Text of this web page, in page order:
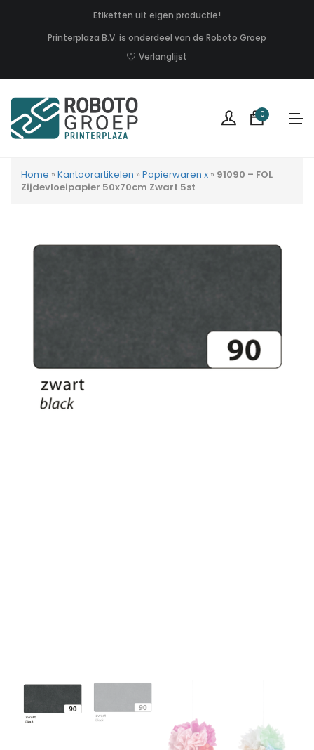
Etiketten uit eigen productie!
Printerplaza B.V. is onderdeel van de Roboto Groep
Verlanglijst
0
Home » Kantoorartikelen » Papierwaren x » 91090 – FOL
Zijdevloeipapier 50x70cm Zwart 5st